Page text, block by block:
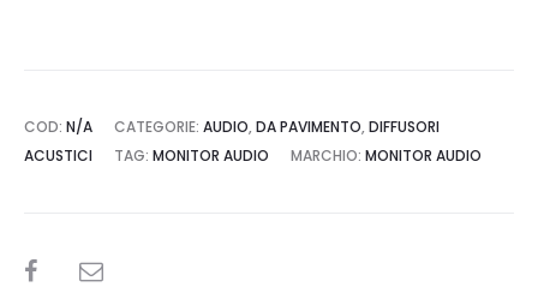
COD: N/A CATEGORIE: AUDIO, DA PAVIMENTO, DIFFUSORI
ACUSTICI
TAG: MONITOR AUDIO MARCHIO: MONITOR AUDIO
SHARE